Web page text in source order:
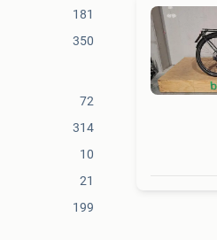
181
350
72
314
10
21
199